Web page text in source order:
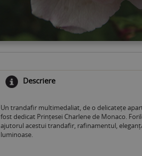
Descriere
Un trandafir multimedaliat, de o delicatețe
fost dedicat Prințesei Charlene de Monaco.
ajutorul acestui trandafir, rafinamentul,
luminoase.